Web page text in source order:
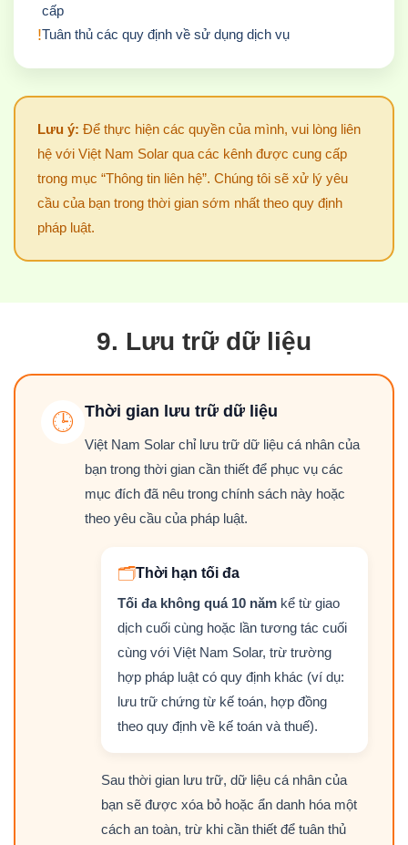
cấp
!Tuân thủ các quy định về sử dụng dịch vụ
Lưu ý: Để thực hiện các quyền của mình, vui lòng liên
hệ với Việt Nam Solar qua các kênh được cung cấp
trong mục “Thông tin liên hệ”. Chúng tôi sẽ xử lý yêu
cầu của bạn trong thời gian sớm nhất theo quy định
pháp luật.
9. Lưu trữ dữ liệu
🕒 Thời gian lưu trữ dữ liệu
Việt Nam Solar chỉ lưu trữ dữ liệu cá nhân của
bạn trong thời gian cần thiết để phục vụ các
mục đích đã nêu trong chính sách này hoặc
theo yêu cầu của pháp luật.
🗂Thời hạn tối đa
Tối đa không quá 10 nămkể từ giao
dịch cuối cùng hoặc lần tương tác cuối
cùng với Việt Nam Solar, trừ trường
hợp pháp luật có quy định khác (ví dụ:
lưu trữ chứng từ kế toán, hợp đồng
theo quy định về kế toán và thuế).
Sau thời gian lưu trữ, dữ liệu cá nhân của
bạn sẽ được xóa bỏ hoặc ẩn danh hóa một
cách an toàn, trừ khi cần thiết để tuân thủ